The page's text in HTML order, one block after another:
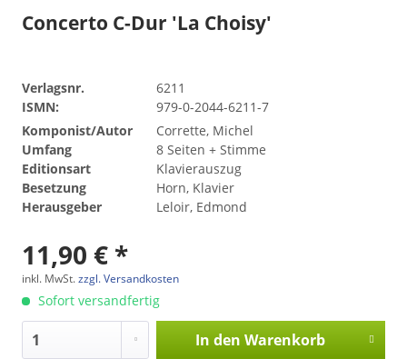
Concerto C-Dur 'La Choisy'
Verlagsnr.
6211
ISMN:
979-0-2044-6211-7
Komponist/Autor
Corrette, Michel
Umfang
8 Seiten + Stimme
Editionsart
Klavierauszug
Besetzung
Horn, Klavier
Herausgeber
Leloir, Edmond
11,90 € *
inkl. MwSt.zzgl. Versandkosten
Sofort versandfertig
In den Warenkorb